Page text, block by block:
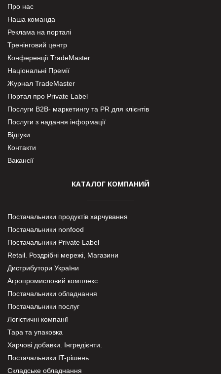
Про нас
Наша команда
Реклама на порталі
Тренінговий центр
Конференції TradeMaster
Національні Премії
Журнал TradeMaster
Портал про Private Label
Послуги В2В- маркетингу та PR для клієнтів
Послуги з надання інформації
Відгуки
Контакти
Вакансії
КАТАЛОГ КОМПАНИЙ
Постачальники продуктів харчування
Постачальники nonfood
Постачальники Private Label
Retail. Роздрібні мережі, Магазини
Дистрибутори України
Агропромисловий комплекс
Постачальники обладнання
Постачальники послуг
Логістичні компанії
Тара та упаковка
Харчові добавки. Інгредієнти.
Постачальники IT-рішень
Складське обладнання